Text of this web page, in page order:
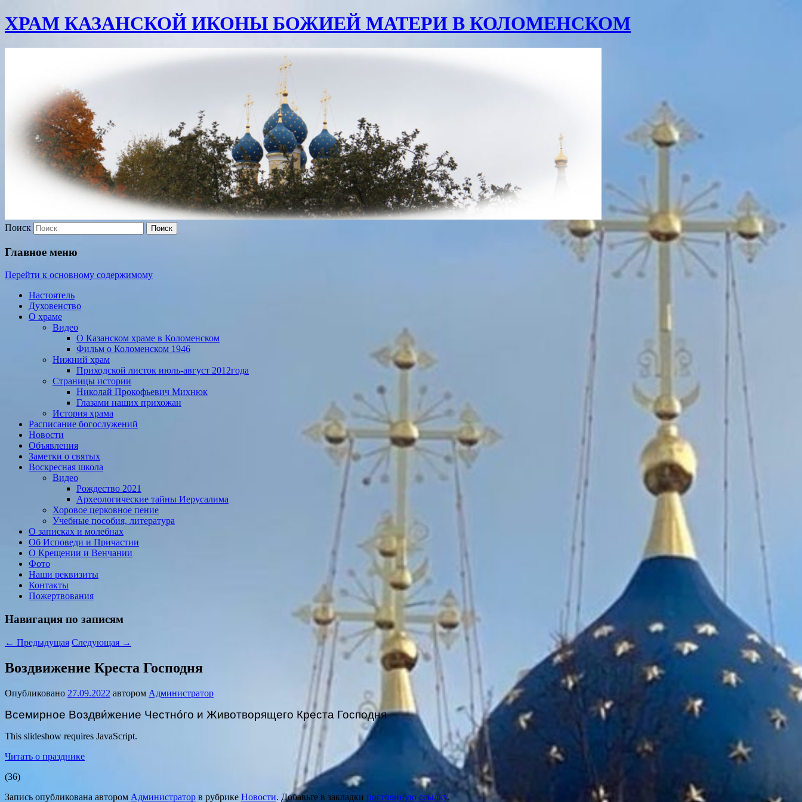
ХРАМ КАЗАНСКОЙ ИКОНЫ БОЖИЕЙ МАТЕРИ В КОЛОМЕНСКОМ
Поиск
Главное меню
Перейти к основному содержимому
Настоятель
Духовенство
О храме
Видео
О Казанском храме в Коломенском
Фильм о Коломенском 1946
Нижний храм
Приходской листок июль-август 2012года
Страницы истории
Николай Прокофьевич Михнюк
Глазами наших прихожан
История храма
Расписание богослужений
Новости
Объявления
Заметки о святых
Воскресная школа
Видео
Рождество 2021
Археологические тайны Иерусалима
Хоровое церковное пение
Учебные пособия, литература
О записках и молебнах
Об Исповеди и Причастии
О Крещении и Венчании
Фото
Наши реквизиты
Контакты
Пожертвования
Навигация по записям
← Предыдущая Следующая →
Воздвижение Креста Господня
Опубликовано 27.09.2022 автором Администратор
Всемирное Воздви́жение Честно́го и Животворящего Креста Господня
This slideshow requires JavaScript.
Читать о празднике
(36)
Запись опубликована автором Администратор в рубрике Новости. Добавьте в закладки постоянную ссылку.